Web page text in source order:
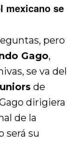
mexicano se
pero
Gago,
se va del
de
dirigiera
de la
será su